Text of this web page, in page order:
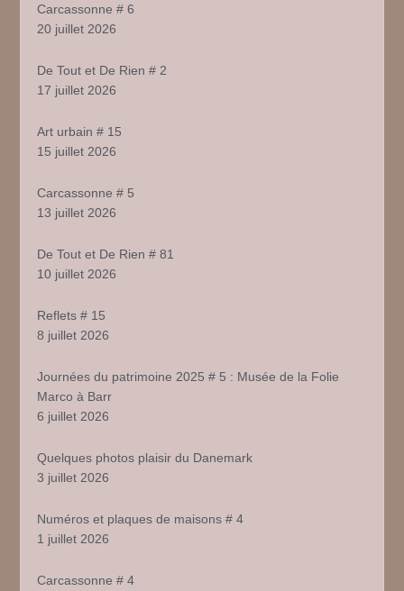
Carcassonne # 6
20 juillet 2026
De Tout et De Rien # 2
17 juillet 2026
Art urbain # 15
15 juillet 2026
Carcassonne # 5
13 juillet 2026
De Tout et De Rien # 81
10 juillet 2026
Reflets # 15
8 juillet 2026
Journées du patrimoine 2025 # 5 : Musée de la Folie
Marco à Barr
6 juillet 2026
Quelques photos plaisir du Danemark
3 juillet 2026
Numéros et plaques de maisons # 4
1 juillet 2026
Carcassonne # 4